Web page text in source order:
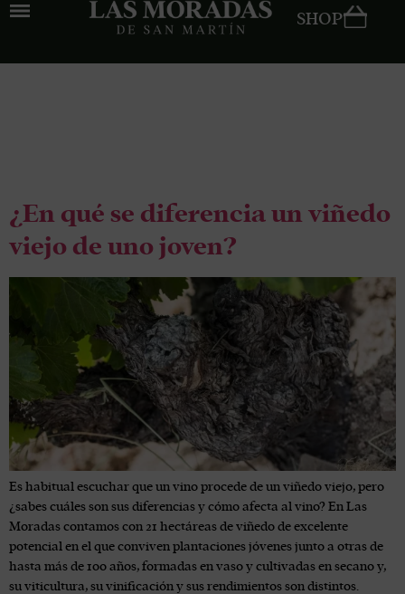
SHOP
¿En qué se diferencia un viñedo
viejo de uno joven?
Es habitual escuchar que un vino procede de un viñedo viejo, pero
¿sabes cuáles son sus diferencias y cómo afecta al vino? En Las
Moradas contamos con 21 hectáreas de viñedo de excelente
potencial en el que conviven plantaciones jóvenes junto a otras de
hasta más de 100 años, formadas en vaso y cultivadas en secano y,
su viticultura, su vinificación y sus rendimientos son distintos.